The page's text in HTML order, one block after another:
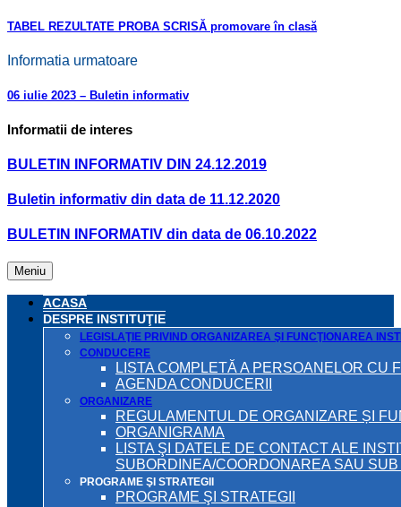
TABEL REZULTATE PROBA SCRISĂ promovare în clasă
Informatia urmatoare
06 iulie 2023 – Buletin informativ
Informatii de interes
BULETIN INFORMATIV DIN 24.12.2019
Buletin informativ din data de 11.12.2020
BULETIN INFORMATIV din data de 06.10.2022
Meniu
ACASA
DESPRE INSTITUŢIE
LEGISLAŢIE PRIVIND ORGANIZAREA ŞI FUNCŢIONAREA
CONDUCERE
LISTA COMPLETĂ A PERSOANELOR CU
AGENDA CONDUCERII
ORGANIZARE
REGULAMENTUL DE ORGANIZARE ȘI
ORGANIGRAMA
LISTA ŞI DATELE DE CONTACT ALE
SUBORDINEA/COORDONAREA SAU
PROGRAME ŞI STRATEGII
PROGRAME ŞI STRATEGII